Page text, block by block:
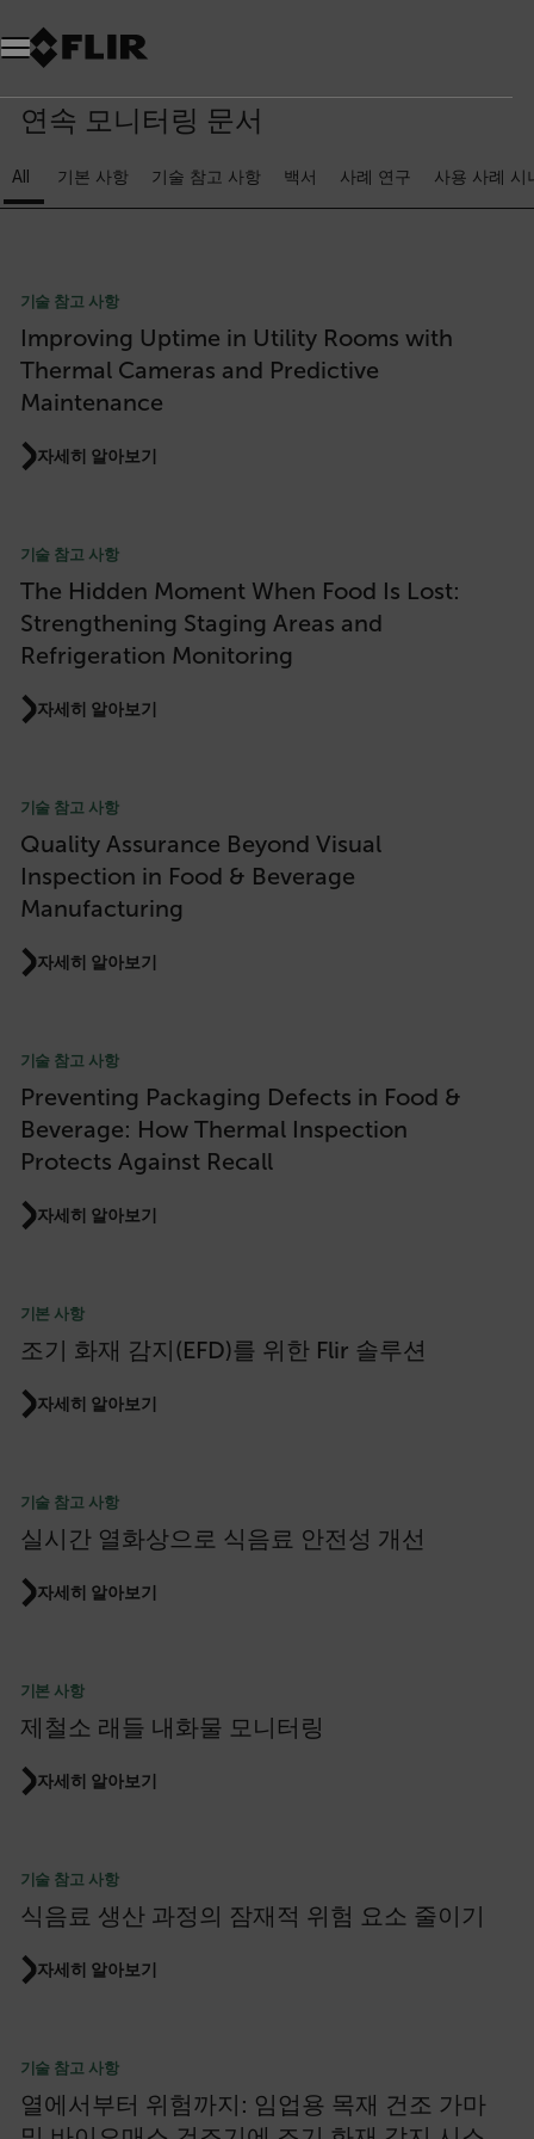
연속 모니터링 문서
All 기본 사항 기술 참고 사항 백서 사례 연구 사용 사례 시
기술 참고 사항
Improving Uptime in Utility Rooms with
Thermal Cameras and Predictive
Maintenance
자세히 알아보기
기술 참고 사항
The Hidden Moment When Food Is Lost:
Strengthening Staging Areas and
Refrigeration Monitoring
자세히 알아보기
기술 참고 사항
Quality Assurance Beyond Visual
Inspection in Food & Beverage
Manufacturing
자세히 알아보기
기술 참고 사항
Preventing Packaging Defects in Food &
Beverage: How Thermal Inspection
Protects Against Recall
자세히 알아보기
기본 사항
조기 화재 감지(EFD)를 위한 Flir 솔루션
자세히 알아보기
기술 참고 사항
실시간 열화상으로 식음료 안전성 개선
자세히 알아보기
기본 사항
제철소 래들 내화물 모니터링
자세히 알아보기
기술 참고 사항
식음료 생산 과정의 잠재적 위험 요소 줄이기
자세히 알아보기
기술 참고 사항
열에서부터 위험까지: 임업용 목재 건조 가마